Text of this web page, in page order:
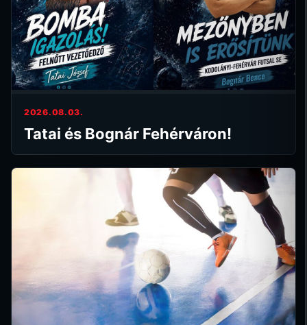
2026.08.03.
Tatai és Bognár Fehérváron!